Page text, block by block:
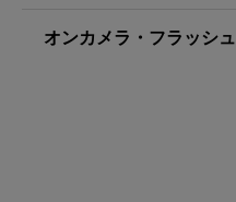
オンカメラ・フラッシュ